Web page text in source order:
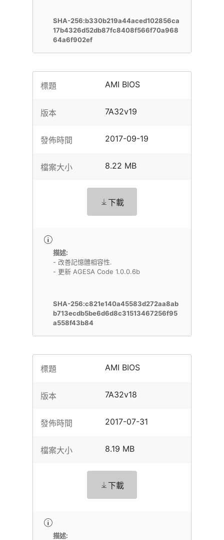
SHA-256:b330b219a44aced102856ca
17b4326d52db87fc8408f566f70a968
64a6f902ef
標題 AMI BIOS
版本 7A32v19
發佈時間 2017-09-19
檔案大小 8.22 MB
下載
描述:
- 改善記憶體相容性.
- 更新 AGESA Code 1.0.0.6b
SHA-256:c821e140a45583d272aa8ab
b713ecdb5be6d6d8c31513467256f95
a558f43b84
標題 AMI BIOS
版本 7A32v18
發佈時間 2017-07-31
檔案大小 8.19 MB
下載
描述: